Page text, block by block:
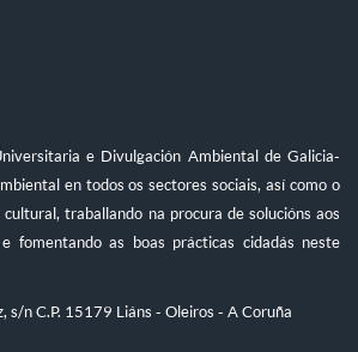
e Divulgación Ambiental de Galicia-
en todos os sectores sociais, así como o
traballando na procura de solucións aos
fomentando as boas prácticas cidadás neste
s/n C.P. 15179 Liáns - Oleiros - A Coruña